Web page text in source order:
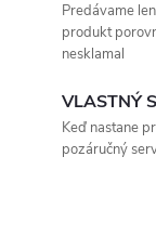
Predávame
produkt
nesklamal
VLASTNÝ
Keď nastane
pozáručný